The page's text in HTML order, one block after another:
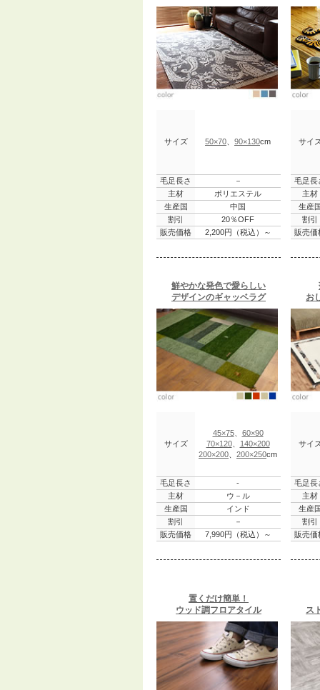
サイズ 50×70 90×130cm
毛足長さ
－
主材
ポリエステル
生産国
中国
割引
20％OFF
販売価格
2,200円（税込）～
サイ
毛足長
主材
生産
割引
販売価
鮮やかな発色で愛らしい
デザインのギャッベラグ
サイズ
45×75、 60×90
70×120、
140×200
200×200
200×250cm
毛足長さ
-
主材
ウ－ル
生産国
インド
割引
－
販売価格
7,990円（税込）～
お
サイ
毛足長
主材
生産
割引
販売価
置くだけ簡単！
ウッド調フロアタイル
ス